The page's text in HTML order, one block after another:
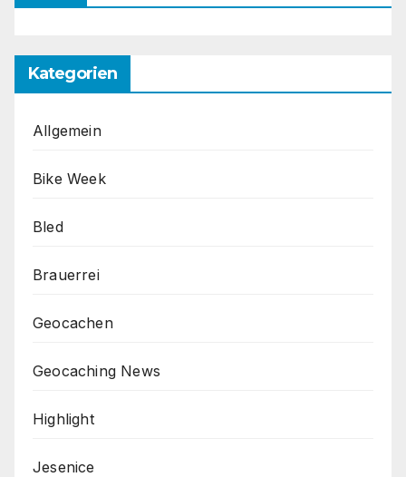
Kategorien
Allgemein
Bike Week
Bled
Brauerrei
Geocachen
Geocaching News
Highlight
Jesenice